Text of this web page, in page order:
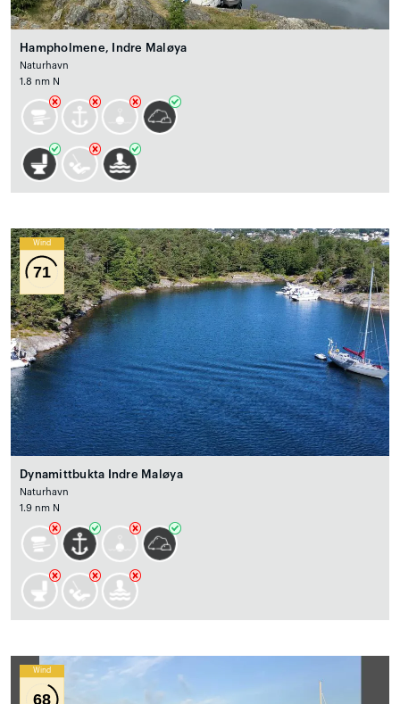
Hampholmene, Indre Maløya
Naturhavn
1.8 nm N
Wind
71
Dynamittbukta Indre Maløya
Naturhavn
1.9 nm N
Wind
68